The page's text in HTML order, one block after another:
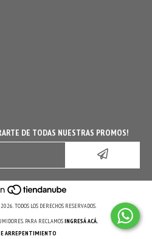
DE TODAS NUESTRAS PROMOS!
TODOS LOS DERECHOS RESERVADOS.
PARA RECLAMOSINGRESÁ ACÁ.
ARREPENTIMIENTO